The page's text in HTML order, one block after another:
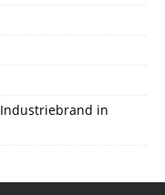
in